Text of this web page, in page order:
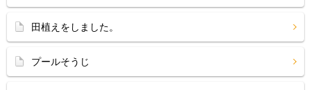
田植えをしました。
プールそうじ